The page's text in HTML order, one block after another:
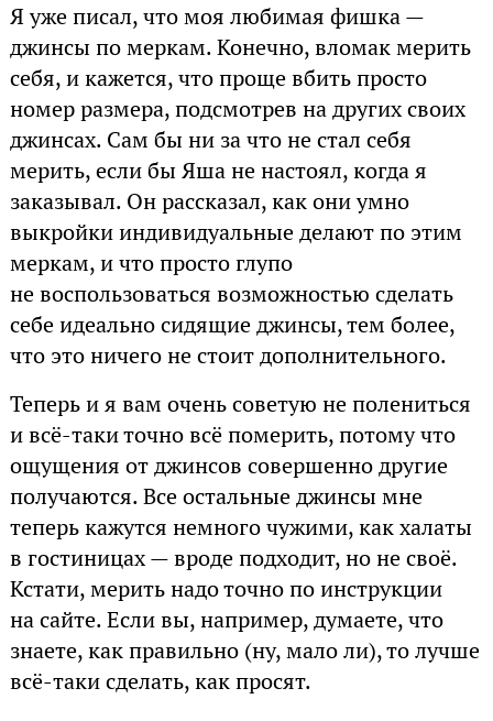
Я уже писал, что моя любимая фишка —
джинсы по меркам. Конечно, вломак мерить
себя, и кажется, что проще вбить просто
номер размера, подсмотрев на других своих
джинсах. Сам бы ни за что не стал себя
мерить, если бы Яша не настоял, когда я
заказывал. Он рассказал, как они умно
выкройки индивидуальные делают по этим
меркам, и что просто глупо
не воспользоваться возможностью сделать
себе идеально сидящие джинсы, тем более,
что это ничего не стоит дополнительного.
Теперь и я вам очень советую не полениться
и всё-таки точно всё померить, потому что
ощущения от джинсов совершенно другие
получаются. Все остальные джинсы мне
теперь кажутся немного чужими, как халаты
в гостиницах — вроде подходит, но не своё.
Кстати, мерить надо точно по инструкции
на сайте. Если вы, например, думаете, что
знаете, как правильно (ну, мало ли), то лучше
всё-таки сделать, как просят.